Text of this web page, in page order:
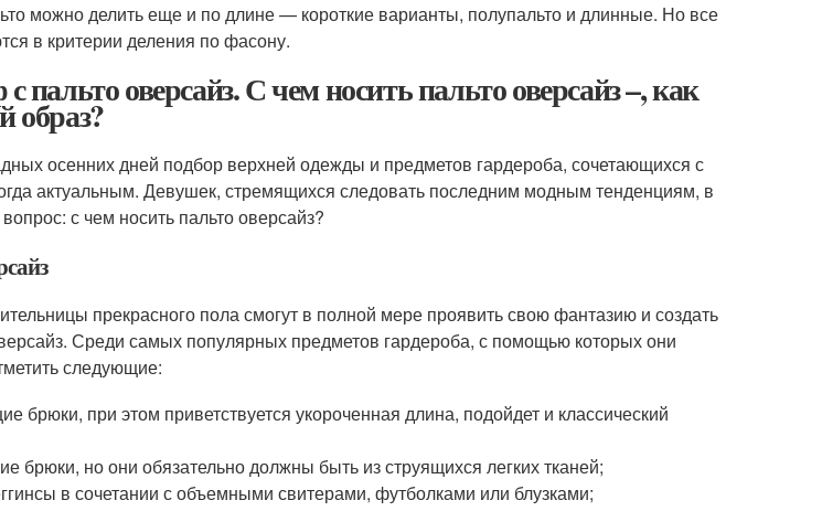
можно делить еще и по длине — короткие варианты, полупальто и длинные. Но все
в критерии деления по фасону.
пальто оверсайз. С чем носить пальто оверсайз –, как
образ?
осенних дней подбор верхней одежды и предметов гардероба, сочетающихся с
актуальным. Девушек, стремящихся следовать последним модным тенденциям, в
с чем носить пальто оверсайз?
прекрасного пола смогут в полной мере проявить свою фантазию и создать
Среди самых популярных предметов гардероба, с помощью которых они
следующие:
брюки, при этом приветствуется укороченная длина, подойдет и классический
брюки, но они обязательно должны быть из струящихся легких тканей;
в сочетании с объемными свитерами, футболками или блузками;